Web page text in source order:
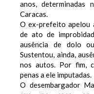
anos, determinadas
Caracas.
O ex-prefeito apelou
de ato de
ausência de dolo
Sustentou, ainda,
nos autos. Por fim,
penas a ele imputadas.
O desembargador